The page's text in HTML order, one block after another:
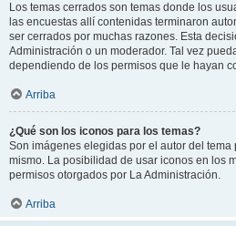
Los temas cerrados son temas donde los
las encuestas allí contenidas terminaron
ser cerrados por muchas razones. Esta
Administración o un moderador. Tal vez
dependiendo de los permisos que le hayan
Arriba
¿Qué son los iconos para los temas?
Son imágenes elegidas por el autor del tema
mismo. La posibilidad de usar iconos en los
permisos otorgados por La Administración.
Arriba